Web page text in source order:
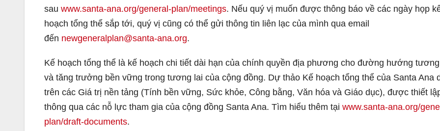
sau www.santa-ana.org/general-plan/meetings. Nếu quý vị muốn được thông báo về các ngày họp
hoạch tổng thể sắp tới, quý vị cũng có thể gửi thông tin liên lạc của mình qua email
đến newgeneralplan@santa-ana.org.
Kế hoạch tổng thể là kế hoạch chi tiết dài hạn của chính quyền địa phương cho đường hướng
và tăng trưởng bền vững trong tương lai của cộng đồng. Dự thảo Kế hoạch tổng thể của Santa Ana
trên các Giá trị nền tảng (Tính bền vững, Sức khỏe, Công bằng, Văn hóa và Giáo dục), được thiết
thông qua các nỗ lực tham gia của cộng đồng Santa Ana. Tìm hiểu thêm tại www.santa-ana.org/
plan/draft-documents.